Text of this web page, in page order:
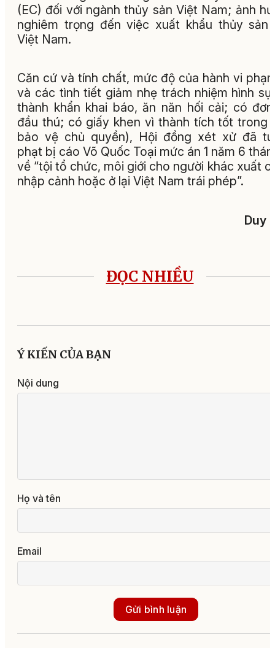
(EC) đối với ngành thủy sản Việt Nam; ảnh
nghiêm trọng đến việc xuất khẩu thủy sản
Việt Nam.
Căn cứ và tính chất, mức độ của hành vi
và các tình tiết giảm nhẹ trách nhiệm hình
thành khẩn khai báo, ăn năn hối cải; có
đầu thú; có giấy khen vì thành tích tốt trong
bảo vệ chủ quyền), Hội đồng xét xử đã
phạt bị cáo Võ Quốc Toại mức án 1 năm 6
về “tội tổ chức, môi giới cho người khác xuất
nhập cảnh hoặc ở lại Việt Nam trái phép”.
Duy
ĐỌC NHIỀU
Ý KIẾN CỦA BẠN
Nội dung
Họ và tên
Email
Gửi bình luận